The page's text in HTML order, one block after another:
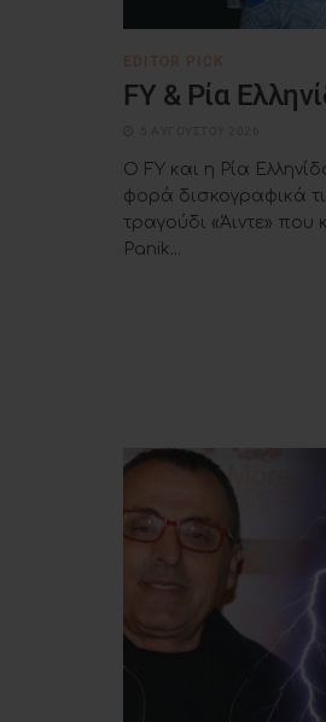
FY & Ρία
Ο FY και η Ρία
φορά δισκογραφικά
τραγούδι «Άιντε» που
Panik...